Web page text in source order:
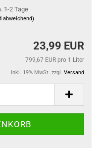
1-2 Tage
abweichend)
23,99 EUR
799,67 EUR pro 1 Liter
inkl. 19% MwSt. zzgl. Versand